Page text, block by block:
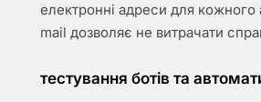
електронні адреси для кожного
mail дозволяє не витрачати
тестування ботів та